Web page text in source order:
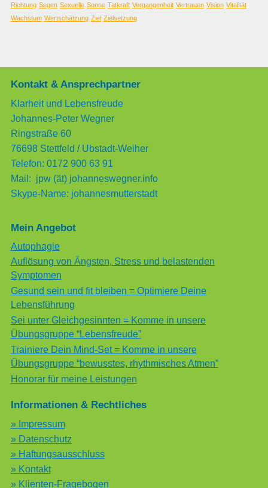
Richtung Segen Sexuelle Sonne Tatkraft Vergangenheit Vertrauen Vision Vitalität
Wachstum Wertschätzung Ziel Zielsetzung
Kontakt & Ansprechpartner
Klarheit und Lebensfreude
Johannes-Peter Wegner
Ringstraße 60
76698 Stettfeld / Ubstadt-Weiher
Telefon: 0172 900 63 91
Mail: jpw (ät) johanneswegner.info
Skype-Name: johannesmutterstadt
Mein Angebot
Autophagie
Auflösung von Ängsten, Stress und belastenden
Symptomen
Gesund sein und fit bleiben = Optimiere Deine
Lebensführung
Sei unter Gleichgesinnten = Komme in unsere
Übungsgruppe “Lebensfreude”
Trainiere Dein Mind-Set = Komme in unsere
Übungsgruppe “bewusstes, rhythmisches Atmen”
Honorar für meine Leistungen
Informationen & Rechtliches
» Impressum
» Datenschutz
» Haftungsausschluss
» Kontakt
» Klienten-Fragebogen